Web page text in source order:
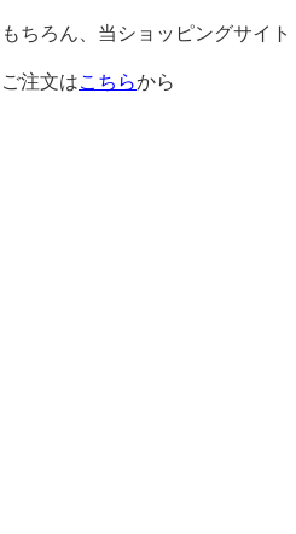
もちろん、当ショッピングサイ
ご注文はこちらから